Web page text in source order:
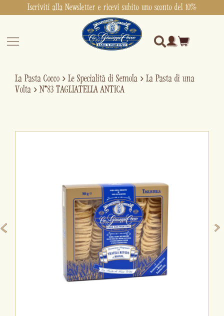
Iscriviti alla Newsletter e ricevi subito uno sconto del 10%
La Pasta Cocco › Le Specialità di Semola › La Pasta di una
Volta › N°83 TAGLIATELLA ANTICA